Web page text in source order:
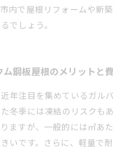
内で屋根リフォームや新
でしょう。
ム鋼板屋根のメリットと
年注目を集めているガル
冬季には凍結のリスクも
ますが、一般的には㎡あ
いです。さらに、軽量で